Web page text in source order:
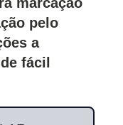
pelo
a
fácil